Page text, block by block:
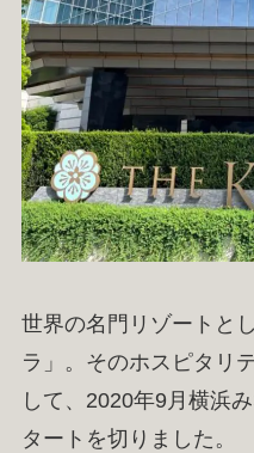
世界の名門リゾートと
ラ」。そのホスピタリ
して、2020年9月横浜
タートを切りました。